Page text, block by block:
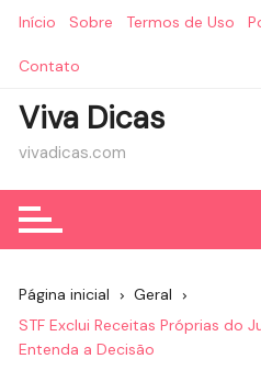
Início Sobre Termos de Uso
Contato
Viva Dicas
vivadicas.com
Página inicial
Geral
STF Exclui Receitas Próprias do
Entenda a Decisão